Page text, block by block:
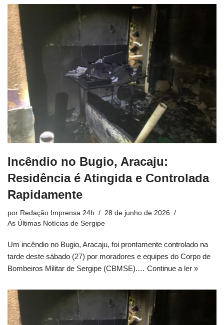
Incêndio no Bugio, Aracaju:
Residência é Atingida e Controlada
Rapidamente
por Redação Imprensa 24h
28 de junho de 2026
As Últimas Notícias de Sergipe
Um incêndio no Bugio, Aracaju, foi prontamente controlado na
tarde deste sábado (27) por moradores e equipes do Corpo de
Bombeiros Militar de Sergipe (CBMSE).… Continue a ler »